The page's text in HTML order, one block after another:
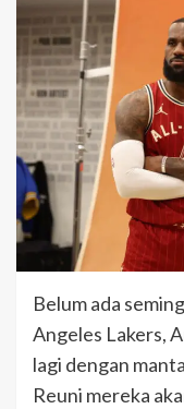
Belum ada
Angeles Lakers,
lagi dengan
Reuni mereka